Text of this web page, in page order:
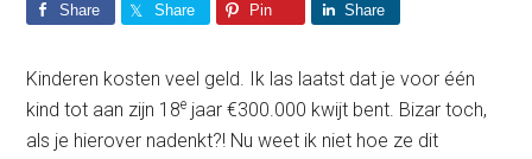
Share Share Pin Share
Kinderen kosten veel geld. Ik las laatst dat je voor één
kind tot aan zijn 18e jaar €300.000 kwijt bent. Bizar toch,
als je hierover nadenkt?! Nu weet ik niet hoe ze dit